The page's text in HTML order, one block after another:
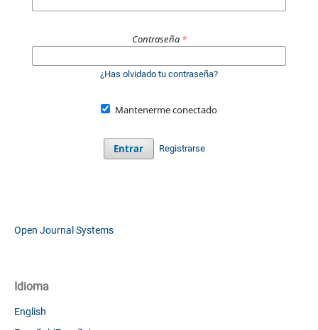
Contraseña *
¿Has olvidado tu contraseña?
Mantenerme conectado
Entrar Registrarse
Open Journal Systems
Idioma
English